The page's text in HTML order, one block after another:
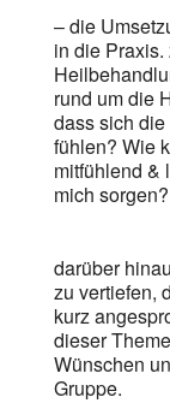
– die
in die
rund um die
dass sich
fühlen? Wie
mitfühlend &
mich sorgen?
darüber
zu vertiefen,
kurz
dieser
Wünschen
Gruppe.